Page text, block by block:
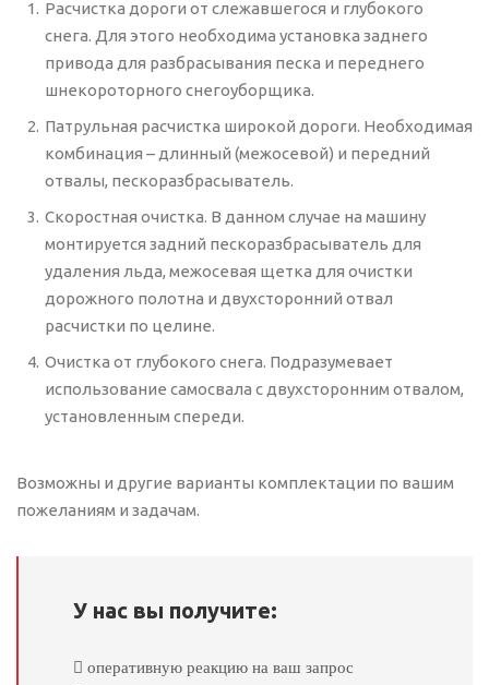
Расчистка дороги от слежавшегося и глубокого
снега. Для этого необходима установка заднего
привода для разбрасывания песка и переднего
шнекороторного снегоуборщика.
Патрульная расчистка широкой дороги. Необходимая
комбинация – длинный (межосевой) и передний
отвалы, пескоразбрасыватель.
Скоростная очистка. В данном случае на машину
монтируется задний пескоразбрасыватель для
удаления льда, межосевая щетка для очистки
дорожного полотна и двухсторонний отвал
расчистки по целине.
Очистка от глубокого снега. Подразумевает
использование самосвала с двухсторонним отвалом,
установленным спереди.
Возможны и другие варианты комплектации по вашим
пожеланиям и задачам.
У нас вы получите:
оперативную реакцию на ваш запрос